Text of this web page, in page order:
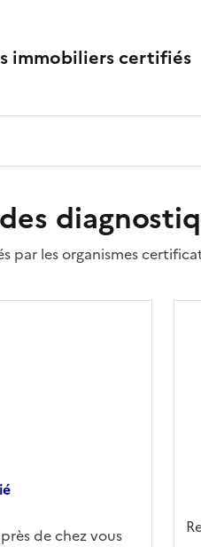
immobiliers certifiés
par les organismes
de chez vous